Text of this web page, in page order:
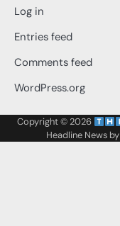
Log in
Entries feed
Comments feed
WordPress.org
Copyright © 2026
Headline News by